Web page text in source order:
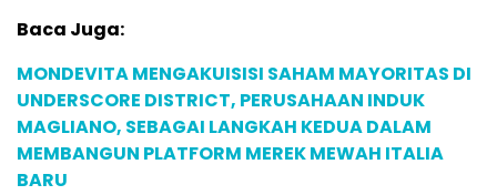
Baca Juga:
MONDEVITA MENGAKUISISI SAHAM MAYORITAS DI
UNDERSCORE DISTRICT, PERUSAHAAN INDUK
MAGLIANO, SEBAGAI LANGKAH KEDUA DALAM
MEMBANGUN PLATFORM MEREK MEWAH ITALIA
BARU